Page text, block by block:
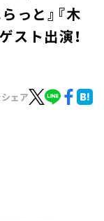
っと』『木
スト出演！
ェア